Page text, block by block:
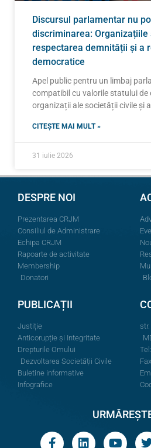
Discursul parlamentar nu
discriminarea:
respectarea demnității și a
democratice
Apel public pentru un limbaj
compatibil cu valorile statului de
organizații ale societății civile și
CITEȘTE MAI MULT »
31 iulie 2026
DESPRE NOI
Prezentarea CRJM
Consiliul de Administrare
Echipa CRJM
Rapoarte de activitate
Membership
Donatori
PUBLICAȚII
Justiție
Anticorupție și Integritate
Drepturile Omului
Dezvoltarea Societății Civile
Buletine informative
Infografice